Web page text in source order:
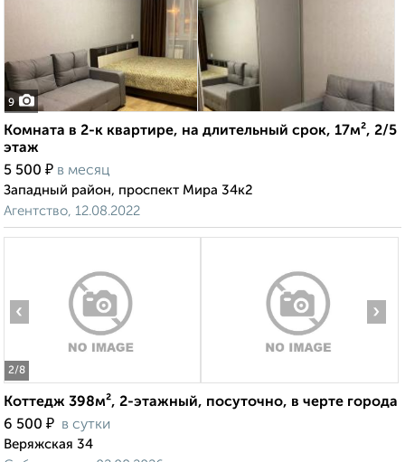
9
Комната в 2-к квартире, на длительный срок, 17м², 2/5
этаж
5 500 ₽ в месяц
Западный район, проспект Мира 34к2
Агентство, 12.08.2022
2/8
‹ ›
Коттедж 398м², 2-этажный, посуточно, в черте города
6 500 ₽ в сутки
Веряжская 34